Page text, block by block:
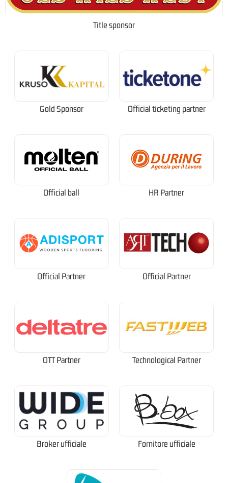
Title sponsor
Gold Sponsor Official ticketing partner
Official ball HR Partner
Official Partner Official Partner
OTT Partner Technological Partner
Broker ufficiale Fornitore ufficiale